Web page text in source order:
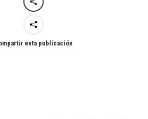
esta publicación